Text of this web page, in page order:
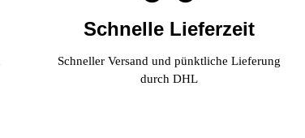
Schnelle Lieferzeit
Schneller Versand und pünktliche Lieferung
durch DHL